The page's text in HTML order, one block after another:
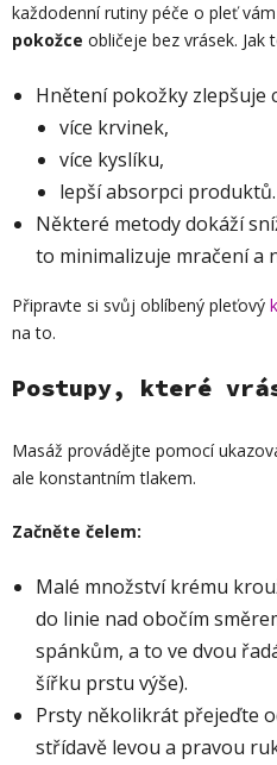
každodenní rutiny péče o pleť
pokožce obličeje bez vrásek. Jak
Hnětení pokožky zlepšuje
více krvinek,
více kyslíku,
lepší absorpci produktů.
Některé metody dokáží
to minimalizuje mračení a
Připravte si svůj oblíbený pleťový
na to.
Postupy, které
Masáž provádějte pomocí
ale konstantním tlakem.
Začněte čelem:
Malé množství krému
do linie nad obočím
spánkům, a to ve dvou
šířku prstu výše).
Prsty několikrát přejeďte
střídavě levou a pravou